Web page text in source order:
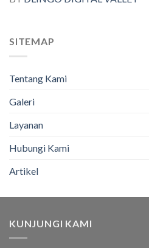
SITEMAP
Tentang Kami
Galeri
Layanan
Hubungi Kami
Artikel
KUNJUNGI KAMI